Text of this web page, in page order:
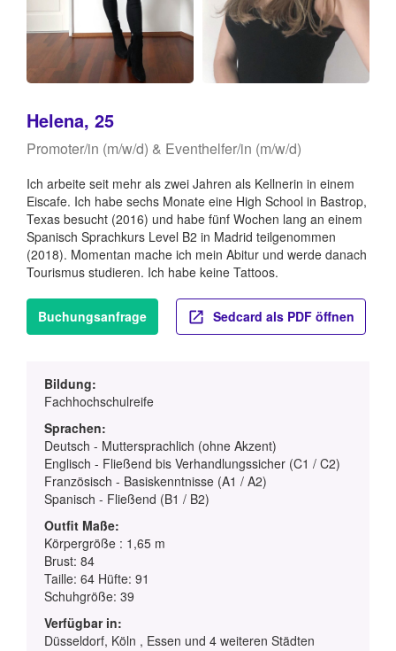
Helena, 25
Promoter/in (m/w/d) & Eventhelfer/in (m/w/d)
Ich arbeite seit mehr als zwei Jahren als Kellnerin in einem
Eiscafe. Ich habe sechs Monate eine High School in Bastrop,
Texas besucht (2016) und habe fünf Wochen lang an einem
Spanisch Sprachkurs Level B2 in Madrid teilgenommen
(2018). Momentan mache ich mein Abitur und werde danach
Tourismus studieren. Ich habe keine Tattoos.
Buchungsanfrage Sedcard als PDF öffnen
Bildung:
Fachhochschulreife
Sprachen:
Deutsch - Muttersprachlich (ohne Akzent)
Englisch - Fließend bis Verhandlungssicher (C1 / C2)
Französisch - Basiskenntnisse (A1 / A2)
Spanisch - Fließend (B1 / B2)
Outfit Maße:
Körpergröße : 1,65 m
Brust: 84
Taille: 64 Hüfte: 91
Schuhgröße: 39
Verfügbar in:
Düsseldorf, Köln , Essen und 4 weiteren Städten